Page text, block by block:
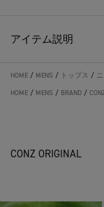
アイテム説明
HOME / MENS / トップス /
HOME / MENS / BRAND /
CONZ ORIGINAL